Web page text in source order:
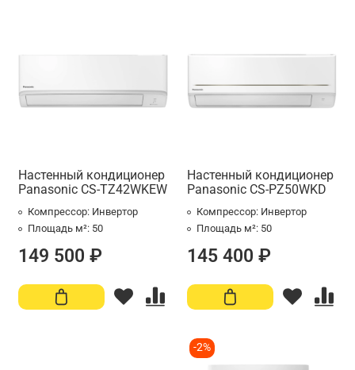
Настенный кондиционер
Panasonic CS-TZ42WKEW
Компрессор: Инвертор
Площадь м²: 50
149 500 ₽
Настенный кондиционер
Panasonic CS-PZ50WKD
Компрессор: Инвертор
Площадь м²: 50
145 400 ₽
-2%